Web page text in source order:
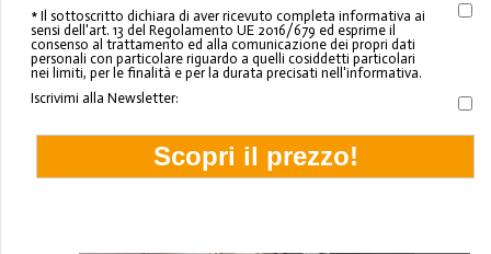
* Il sottoscritto dichiara di aver ricevuto completa informativa ai
sensi dell'art. 13 del Regolamento UE 2016/679 ed esprime il
consenso al trattamento ed alla comunicazione dei propri dati
personali con particolare riguardo a quelli cosiddetti particolari
nei limiti, per le finalità e per la durata precisati nell'informativa.
Iscrivimi alla Newsletter: